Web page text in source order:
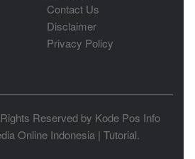
Contact Us
Disclaimer
Privacy Policy
Reserved by Kode Pos Info
Online Indonesia| Tutorial.